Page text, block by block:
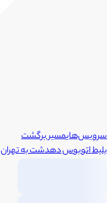
سرویس‌هایمسیر برگشت
بلیط اتوبوسدهدشتبهتهران